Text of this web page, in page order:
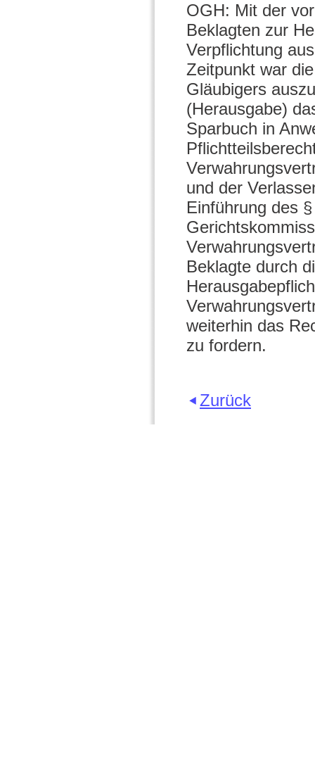
OGH: Mit der
Beklagten zur
Verpflichtung
Zeitpunkt war
Gläubigers
(Herausgabe)
Sparbuch in
und der
Einführung des
Beklagte durch
weiterhin das
zu fordern.
Zurück